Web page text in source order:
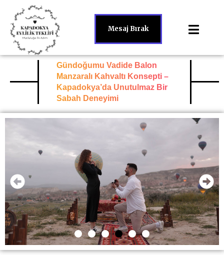
Mesaj Bırak
Gündoğumu Vadide Balon
Manzaralı Kahvaltı Konsepti –
Kapadokya’da Unutulmaz Bir
Sabah Deneyimi